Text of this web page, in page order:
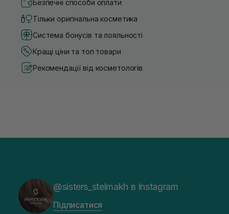
Безпечні способи оплати
Тільки оригінальна косметика
Система бонусів та лояльності
Кращі ціни та топ товари
Рекомендації від косметологів
@sisters_stelmakh в Instagram
Підписатися